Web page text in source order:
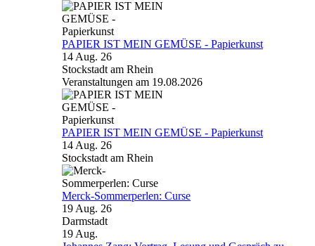
PAPIER IST MEIN GEMÜSE - Papierkunst
14 Aug. 26
Stockstadt am Rhein
Veranstaltungen am 19.08.2026
PAPIER IST MEIN GEMÜSE - Papierkunst
14 Aug. 26
Stockstadt am Rhein
Merck-Sommerperlen: Curse
19 Aug. 26
Darmstadt
19 Aug.